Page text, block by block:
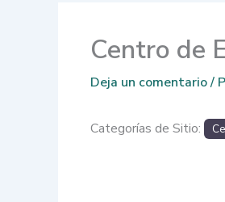
Centro de
Deja un comentario/
Categorías de Sitio: